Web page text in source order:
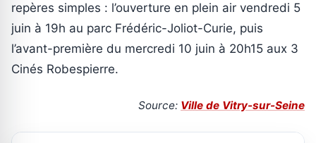
repères simples : l’ouverture en plein air vendredi 5
juin à 19h au parc Frédéric-Joliot-Curie, puis
l’avant-première du mercredi 10 juin à 20h15 aux 3
Cinés Robespierre.
Source: Ville de Vitry-sur-Seine